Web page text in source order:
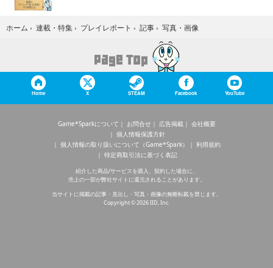
ホーム › 連載・特集 › プレイレポート › 記事 › 写真・画像
Home X STEAM Facebook YouTube
Game*Sparkについて お問合せ 広告掲載
会社概要
個人情報保護方針
個人情報の取り扱いについて（Game*Spark）
利用規約
特定商取引法に基づく表記
紹介した商品/サービスを購入、契約した場合に、
売上の一部が弊社サイトに還元されることがあります。
当サイトに掲載の記事・見出し・写真・画像の無断転載を禁じます。
Copyright © 2026 IID, Inc.